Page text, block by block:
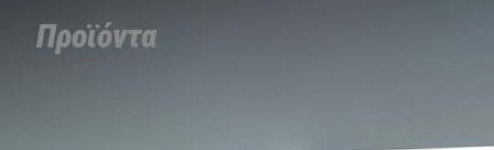
Προϊόντα